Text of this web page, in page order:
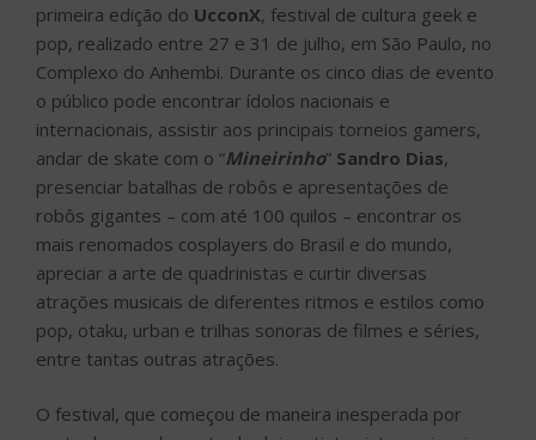
primeira edição do UcconX, festival de cultura geek e
pop, realizado entre 27 e 31 de julho, em São Paulo, no
Complexo do Anhembi. Durante os cinco dias de evento
o público pode encontrar ídolos nacionais e
internacionais, assistir aos principais torneios gamers,
andar de skate com o “Mineirinho” Sandro Dias,
presenciar batalhas de robôs e apresentações de
robôs gigantes – com até 100 quilos – encontrar os
mais renomados cosplayers do Brasil e do mundo,
apreciar a arte de quadrinistas e curtir diversas
atrações musicais de diferentes ritmos e estilos como
pop, otaku, urban e trilhas sonoras de filmes e séries,
entre tantas outras atrações.
O festival, que começou de maneira inesperada por